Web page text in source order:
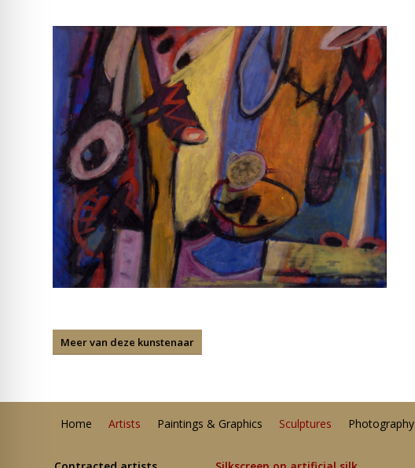
Meer van deze kunstenaar
Home Artists Paintings & Graphics Sculptures Photography